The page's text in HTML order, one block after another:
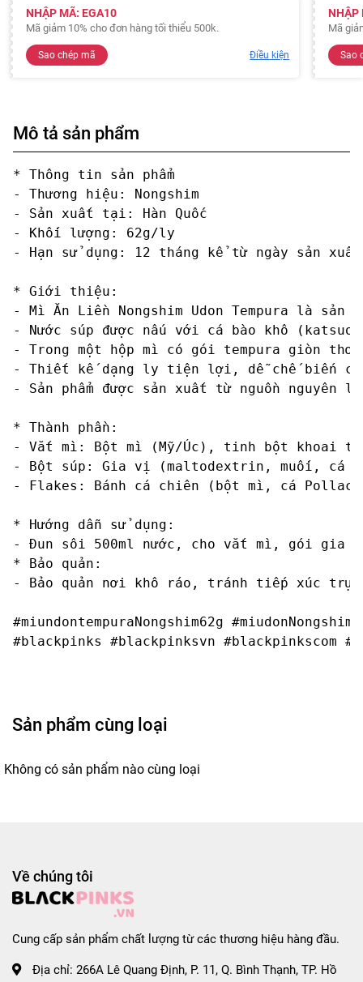
NHẬP MÃ: EGA10
Mã giảm 10% cho đơn hàng tối thiểu 500k.
Sao chép mã Điều kiện
NHẬP
Mã
Sao
Mô tả sản phẩm
* Thông tin sản phẩm
- Thương hiệu: Nongshim
- Sản xuất tại: Hàn Quốc
- Khối lượng: 62g/ly
- Hạn sử dụng: 12 tháng kể từ ngày sản xuất
* Giới thiệu:
- Mì Ăn Liền Nongshim Udon Tempura là
- Nước súp được nấu với cá bào khô
- Trong một hộp mì có gói tempura giòn
- Thiết kế dạng ly tiện lợi, dễ chế biến chỉ
- Sản phẩm được sản xuất từ nguồn nguyên
* Thành phần:
- Vắt mì: Bột mì (Mỹ/Úc), tinh bột khoai
- Bột súp: Gia vị (maltodextrin, muối, cá
- Flakes: Bánh cá chiên (bột mì, cá
* Hướng dẫn sử dụng:
- Đun sôi 500ml nước, cho vắt mì, gói gia
* Bảo quản:
- Bảo quản nơi khô ráo, tránh tiếp xúc
#miundontempuraNongshim62g
Sản phẩm cùng loại
Không có sản phẩm nào cùng loại
Về chúng tôi
Cung cấp sản phẩm chất lượng từ các thương hiệu hàng đầu.
Địa chỉ: 266A Lê Quang Định, P. 11, Q. Bình Thạnh, TP. Hồ